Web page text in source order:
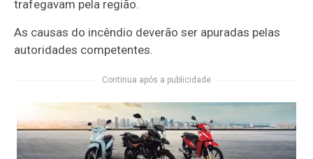
trafegavam pela região.
As causas do incêndio deverão ser apuradas pelas
autoridades competentes.
Continua após a publicidade